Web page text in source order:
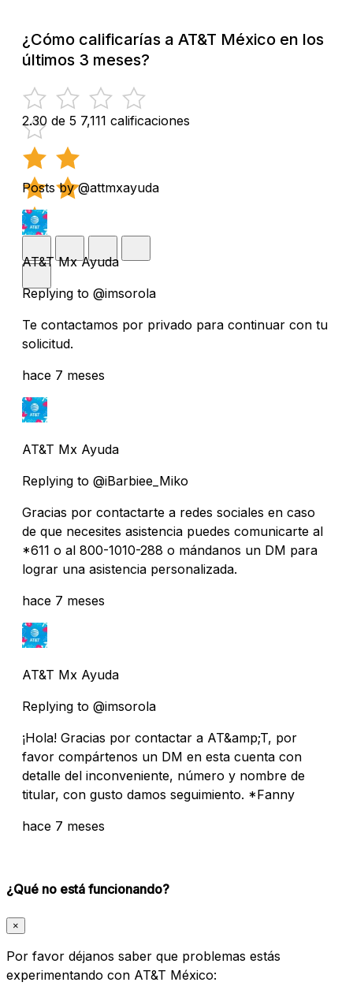
¿Cómo calificarías a AT&T México en los
últimos 3 meses?
2.30 de 5 7,111 calificaciones
Posts by @attmxayuda
AT&T Mx Ayuda
Replying to @imsorola
Te contactamos por privado para continuar con tu
solicitud.
hace 7 meses
AT&T Mx Ayuda
Replying to @iBarbiee_Miko
Gracias por contactarte a redes sociales en caso
de que necesites asistencia puedes comunicarte al
*611 o al 800-1010-288 o mándanos un DM para
lograr una asistencia personalizada.
hace 7 meses
AT&T Mx Ayuda
Replying to @imsorola
¡Hola! Gracias por contactar a AT&amp;T, por
favor compártenos un DM en esta cuenta con
detalle del inconveniente, número y nombre de
titular, con gusto damos seguimiento. *Fanny
hace 7 meses
¿Qué no está funcionando?
×
Por favor déjanos saber que problemas estás
experimentando con AT&T México: